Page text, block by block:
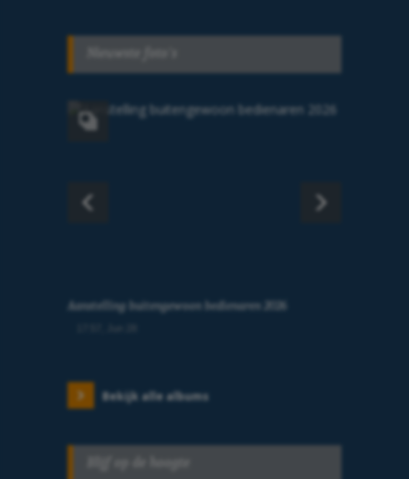
Nieuwste foto's
Aanstelling buitengewoon bedienaren 2026
Bekijk alle albums